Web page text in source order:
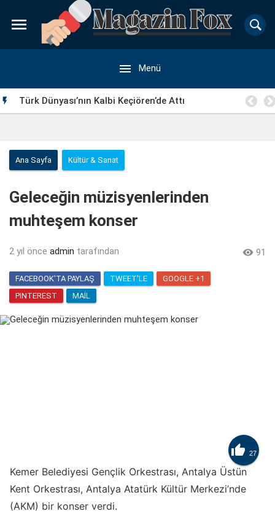

 Menü
 Türk Dünyası’nın Kalbi Keçiören’de Attı
Ana Sayfa Kültür & Sanat
Geleceğin müzisyenlerinden
muhteşem konser
2 yıl önce admin tarafından  91
FACEBOOK'TA PAYLAŞ TWEET'LE
GOOGLE +1
PINTEREST
MAIL
 27
Kemer Belediyesi Gençlik Orkestrası, Antalya Üstün
Kent Orkestrası, Antalya Atatürk Kültür Merkezi’nde
(AKM) bir konser verdi.